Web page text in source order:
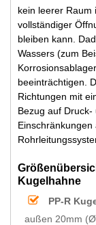
kein leerer Raum
vollständiger
bleiben kann.
Wassers (zum
beeinträchtigen.
Richtungen mit
Bezug auf
Kugelhahne
PP-R
außen 20mm